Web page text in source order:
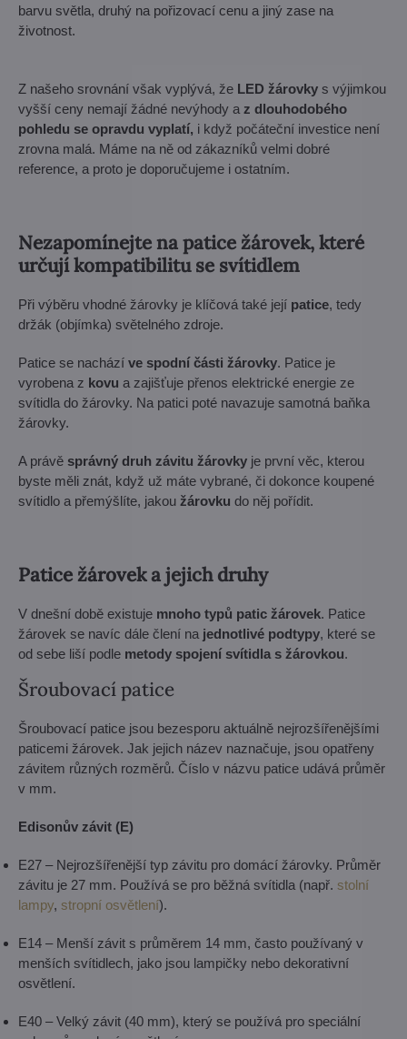
barvu světla, druhý na pořizovací cenu a jiný zase na
životnost.
Z našeho srovnání však vyplývá, že LED žárovky s výjimkou
vyšší ceny nemají žádné nevýhody az dlouhodobého
pohledu se opravdu vyplatí, i když počáteční investice není
zrovna malá. Máme na ně od zákazníků velmi dobré
reference, a proto je doporučujeme i ostatním.
Nezapomínejte na patice žárovek, které
určují kompatibilitu se svítidlem
Při výběru vhodné žárovky je klíčová také její patice, tedy
držák (objímka) světelného zdroje.
Patice se nachází ve spodní části žárovky. Patice je
vyrobena z kovu a zajišťuje přenos elektrické energie ze
svítidla do žárovky. Na patici poté navazuje samotná baňka
žárovky.
A právě správný druh závitu žárovky je první věc, kterou
byste měli znát, když už máte vybrané, či dokonce koupené
svítidlo a přemýšlíte, jakou žárovku do něj pořídit.
Patice žárovek a jejich druhy
V dnešní době existuje mnoho typů patic žárovek. Patice
žárovek se navíc dále člení na jednotlivé podtypy, které se
od sebe liší podle metody spojení svítidla s žárovkou.
Šroubovací patice
Šroubovací patice jsou bezesporu aktuálně nejrozšířenějšími
paticemi žárovek. Jak jejich název naznačuje, jsou opatřeny
závitem různých rozměrů. Číslo v názvu patice udává průměr
v mm.
Edisonův závit (E)
E27 – Nejrozšířenější typ závitu pro domácí žárovky. Průměr
závitu je 27 mm. Používá se pro běžná svítidla (např. stolní
lampy, stropní osvětlení).
E14 – Menší závit s průměrem 14 mm, často používaný v
menších svítidlech, jako jsou lampičky nebo dekorativní
osvětlení.
E40 – Velký závit (40 mm), který se používá pro speciální